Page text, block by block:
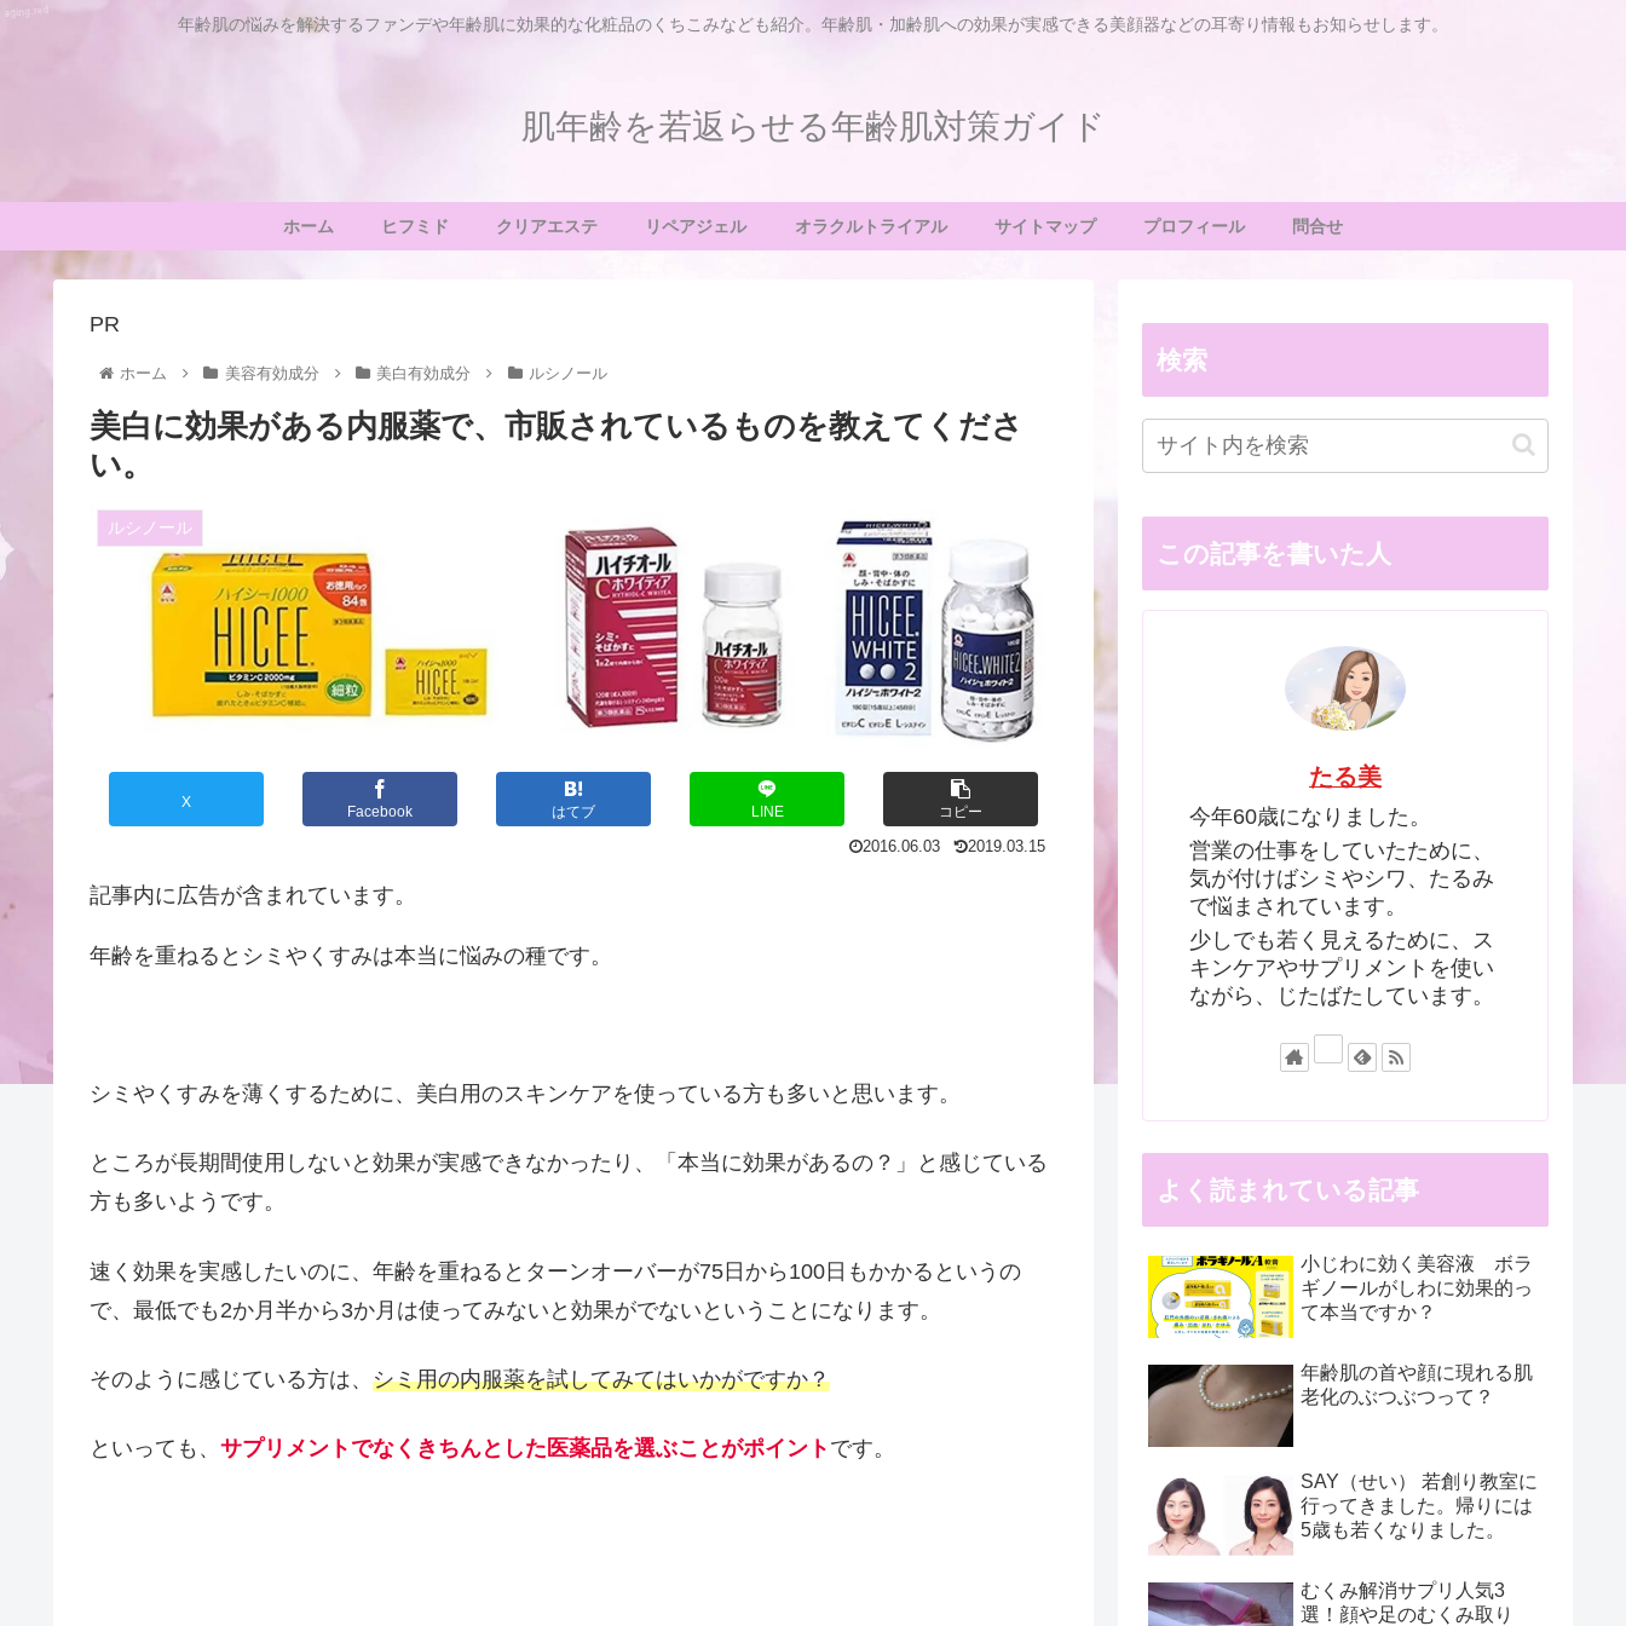
年齢肌の悩みを解決するファンデや年齢肌に効果的な化粧品のくちこみなども紹介。年齢肌・加齢肌への効果が実感できる美顔器などの耳寄り情報もお知らせします。
肌年齢を若返らせる年齢肌対策ガイド
ホーム ヒフミド クリアエステ リペアジェル オラクルトライアル サイトマップ プロフィール 問合せ
PR
ホーム 美容有効成分 美白有効成分 ルシノール
美白に効果がある内服薬で、市販されているものを教えてくださ
い。
ルシノール
X
Facebook はてブ LINE コピー
2016.06.03 2019.03.15
記事内に広告が含まれています。
年齢を重ねるとシミやくすみは本当に悩みの種です。
シミやくすみを薄くするために、美白用のスキンケアを使っている方も多いと思います。
ところが長期間使用しないと効果が実感できなかったり、「本当に効果があるの？」と感じている
方も多いようです。
速く効果を実感したいのに、年齢を重ねるとターンオーバーが75日から100日もかかるというの
で、最低でも2か月半から3か月は使ってみないと効果がでないということになります。
そのように感じている方は、 シミ用の内服薬を試してみてはいかがですか？
といっても、 サプリメントでなくきちんとした医薬品を選ぶことがポイント です。
検索
この記事を書いた人
たる美
今年60歳になりました。
営業の仕事をしていたために、
気が付けばシミやシワ、たるみ
で悩まされています。
少しでも若く見えるために、ス
キンケアやサプリメントを使い
ながら、じたばたしています。
よく読まれている記事
小じわに効く美容液 ボラ
ギノールがしわに効果的っ
て本当ですか？
年齢肌の首や顔に現れる肌
老化のぶつぶつって？
SAY（せい） 若創り教室に
行ってきました。帰りには
5歳も若くなりました。
むくみ解消サプリ人気3
選！顔や足のむくみ取り